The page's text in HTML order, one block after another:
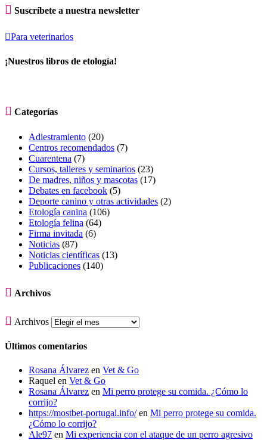
 Suscríbete a nuestra newsletter
Para veterinarios
¡Nuestros libros de etología!
 Categorías
Adiestramiento (20)
Centros recomendados (7)
Cuarentena (7)
Cursos, talleres y seminarios (23)
De madres, niños y mascotas (17)
Debates en facebook (5)
Deporte canino y otras actividades (2)
Etología canina (106)
Etología felina (64)
Firma invitada (6)
Noticias (87)
Noticias científicas (13)
Publicaciones (140)
 Archivos
 Archivos
Últimos comentarios
Rosana Álvarez en Vet & Go
Raquel en Vet & Go
Rosana Álvarez en Mi perro protege su comida. ¿Cómo lo
corrijo?
https://mostbet-portugal.info/en Mi perro protege su comida.
¿Cómo lo corrijo?
Ale97 en Mi experiencia con el ataque de un perro agresivo